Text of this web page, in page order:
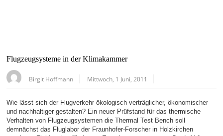
Flugzeugsysteme in der Klimakammer
Birgit Hoffmann Mittwoch, 1 Juni, 2011
Wie lässt sich der Flugverkehr ökologisch verträglicher, ökonomischer
und nachhaltiger gestalten? Ein neuer Prüfstand für das thermische
Verhalten von Flugzeugsystemen die Thermal Test Bench soll
demnächst das Fluglabor der Fraunhofer-Forscher in Holzkirchen